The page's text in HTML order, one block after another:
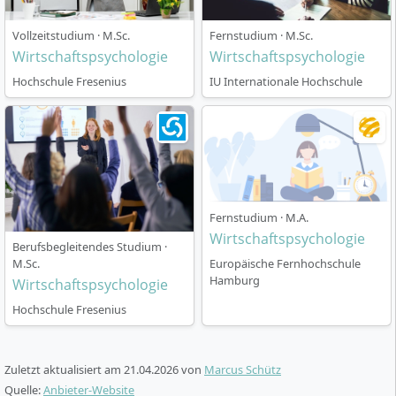
um die Theorie direkt anzuwenden. Mit dem Abschluss
hast du einen umfangreichen Katalog an
Methodenkompetenzen, Beratungs- und
Führungskompetenzen sowie Kenntnisse im Bereich
Change-Management erworben.
Wie ist der Ablauf des
Wirtschaftspsychologie-Masters organisiert?
Das Masterstudium an der Euro-FH ist als Fernstudium
konzipiert, sodass du flexibel berufsbegleitend
21 Monate verkürzt werden. Eine kostenlose
Vollzeitstudium · M.Sc.
Wirtschaftspsychologie
Hochschule Fresenius
Fernstudium · M.Sc.
Wirtschaftspsychologie
IU Internationale Hochschule
Berufsbegleitendes Studium ·
M.Sc.
Wirtschaftspsychologie
Hochschule Fresenius
Fernstudium · M.A.
Wirtschaftspsychologie
Europäische Fernhochschule
Hamburg
Zuletzt aktualisiert am 21.04.2026von Marcus Schütz
Quelle:Anbieter-Website